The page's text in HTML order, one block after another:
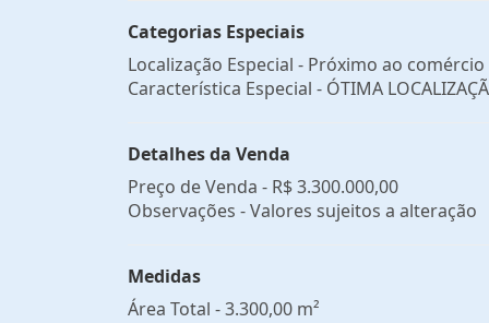
Categorias Especiais
Localização Especial - Próximo ao comércio
Característica Especial - ÓTIMA
Detalhes da Venda
Preço de Venda - R$ 3.300.000,00
Observações - Valores sujeitos a alteração
Medidas
Área Total - 3.300,00 m²